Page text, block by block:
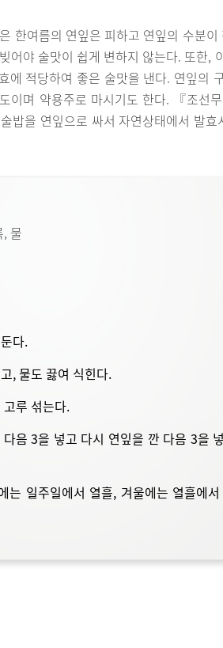
한여름의 연잎은 피하고 연잎의 수분
어야 술맛이 쉽게 변하지 않는다. 또한,
에 적당하여 좋은 술맛을 낸다. 연잎의
이며 약용주로 마시기도 한다. 『조선
밥을 연잎으로 싸서 자연상태에서 발효
물
다.
, 물도 끓여 식힌다.
루 섞는다.
음 3을 넣고 다시 연잎을 깐 다음 3을
일주일에서 열흘, 겨울에는 열흘에서